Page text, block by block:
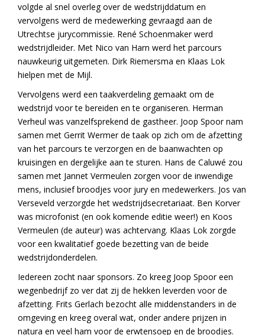
volgde al snel overleg over de wedstrijddatum en
vervolgens werd de medewerking gevraagd aan de
Utrechtse jurycommissie. René Schoenmaker werd
wedstrijdleider. Met Nico van Harn werd het parcours
nauwkeurig uitgemeten. Dirk Riemersma en Klaas Lok
hielpen met de Mijl.
Vervolgens werd een taakverdeling gemaakt om de
wedstrijd voor te bereiden en te organiseren. Herman
Verheul was vanzelfsprekend de gastheer. Joop Spoor nam
samen met Gerrit Wermer de taak op zich om de afzetting
van het parcours te verzorgen en de baanwachten op
kruisingen en dergelijke aan te sturen. Hans de Caluwé zou
samen met Jannet Vermeulen zorgen voor de inwendige
mens, inclusief broodjes voor jury en medewerkers. Jos van
Verseveld verzorgde het wedstrijdsecretariaat. Ben Korver
was microfonist (en ook komende editie weer!) en Koos
Vermeulen (de auteur) was achtervang. Klaas Lok zorgde
voor een kwalitatief goede bezetting van de beide
wedstrijdonderdelen.
Iedereen zocht naar sponsors. Zo kreeg Joop Spoor een
wegenbedrijf zo ver dat zij de hekken leverden voor de
afzetting. Frits Gerlach bezocht alle middenstanders in de
omgeving en kreeg overal wat, onder andere prijzen in
natura en veel ham voor de erwtensoep en de broodjes.